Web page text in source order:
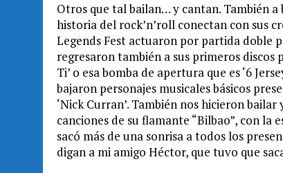
Otros que tal bailan… y cantan. También
historia del rock’n’roll conectan con sus
Legends Fest actuaron por partida doble
regresaron también a sus primeros discos
Ti’ o esa bomba de apertura que es ‘6
bajaron personajes musicales básicos
‘Nick Curran’. También nos hicieron
canciones de su flamante “Bilbao”, con la
sacó más de una sonrisa a todos los
digan a mi amigo Héctor, que tuvo que